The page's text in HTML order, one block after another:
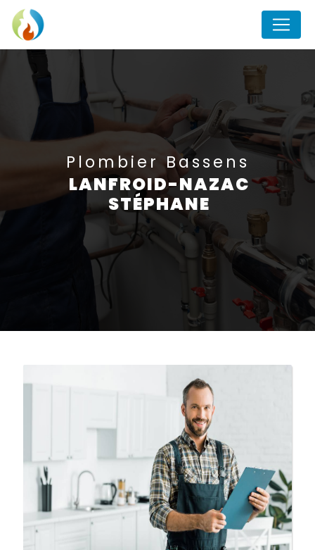
plombier Bassens
LANFROID-NAZAC
STÉPHANE
Panneau de gestion des cookies